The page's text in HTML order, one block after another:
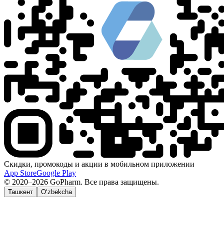
Скидки, промокоды и акции в мобильном приложении
App StoreGoogle Play
© 2020–2026 GoPharm. Все права защищены.
Ташкент O‘zbekcha